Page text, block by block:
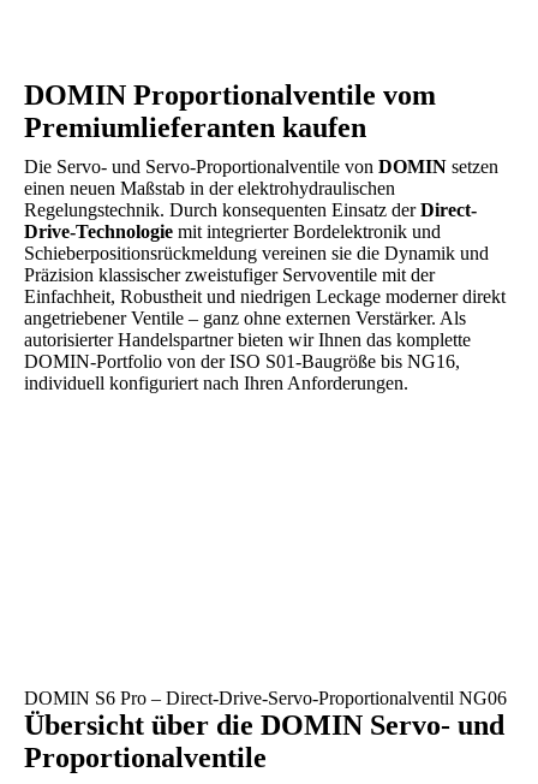
DOMIN Proportionalventile vom
Premiumlieferanten kaufen
Die Servo- und Servo-Proportionalventile von DOMIN setzen
einen neuen Maßstab in der elektrohydraulischen
Regelungstechnik. Durch konsequenten Einsatz derDirect-
Drive-Technologie mit integrierter Bordelektronik und
Schieberpositionsrückmeldung vereinen sie die Dynamik und
Präzision klassischer zweistufiger Servoventile mit der
Einfachheit, Robustheit und niedrigen Leckage moderner direkt
angetriebener Ventile – ganz ohne externen Verstärker. Als
autorisierter Handelspartner bieten wir Ihnen das komplette
DOMIN-Portfolio von der ISO S01-Baugröße bis NG16,
individuell konfiguriert nach Ihren Anforderungen.
DOMIN S6 Pro – Direct-Drive-Servo-Proportionalventil NG06
Übersicht über die DOMIN Servo- und
Proportionalventile